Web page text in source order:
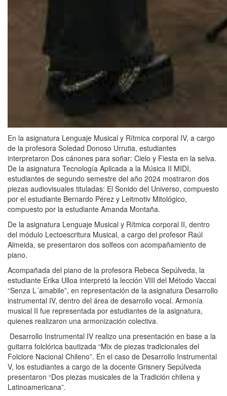
En la asignatura Lenguaje Musical y Rítmica corporal IV, a cargo
de la profesora Soledad Donoso Urrutia, estudiantes
interpretaron Dos cánones para soñar: Cielo y Fiesta en la selva.
De la asignatura Tecnología Aplicada a la Música II MIDI,
estudiantes de segundo semestre del año 2024 mostraron dos
piezas audiovisuales tituladas: El Sonido del Universo, compuesto
por el estudiante Bernardo Pérez y Leitmotiv Mitológico,
compuesto por la estudiante Amanda Montaña.
De la asignatura Lenguaje Musical y Rítmica corporal II, dentro
del módulo Lectoescritura Musical, a cargo del profesor Raúl
Almeida, se presentaron dos solfeos con acompañamiento de
piano.
Acompañada del piano de la profesora Rebeca Sepúlveda, la
estudiante Erika Ulloa interpretó la lección VIII del Método Vaccai
“Senza L´amabile”, en representación de la asignatura Desarrollo
instrumental IV, dentro del área de desarrollo vocal. Armonía
musical II fue representada por estudiantes de la asignatura,
quienes realizaron una armonización colectiva.
Desarrollo Instrumental IV realizo una presentación en base a la
guitarra folclórica bautizada “Mix de piezas tradicionales del
Folclore Nacional Chileno”. En el caso de Desarrollo Instrumental
V, los estudiantes a cargo de la docente Grisnery Sepúlveda
presentaron “Dos piezas musicales de la Tradición chilena y
Latinoamericana”.